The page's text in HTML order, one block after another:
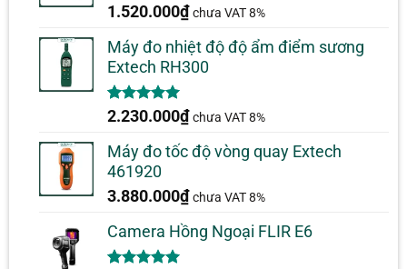
5.00trên 5
1
đánh giá
1.520.000₫ chưa VAT 8%
Máy đo nhiệt độ độ ẩm điểm sương
Extech RH300
5.00trên 5
1
đánh giá
2.230.000₫ chưa VAT 8%
Máy đo tốc độ vòng quay Extech
461920
3.880.000₫ chưa VAT 8%
Camera Hồng Ngoại FLIR E6